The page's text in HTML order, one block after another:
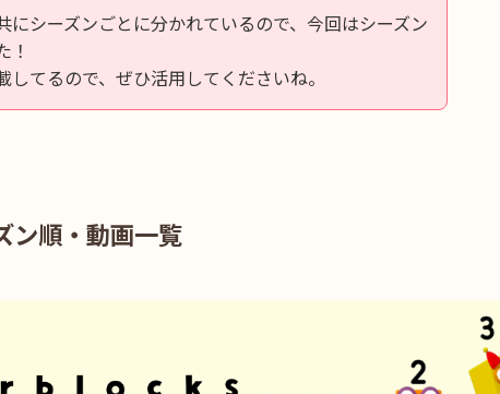
にシーズンごとに分かれているので、今回はシーズン
！
してるので、ぜひ活用してくださいね。
ン順・動画一覧